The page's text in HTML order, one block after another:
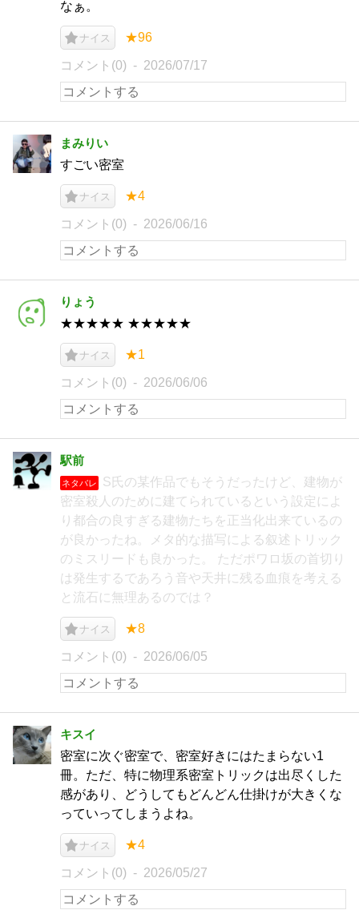
なぁ。
ナイス ★96
コメント(0) 2026/07/17
まみりい
すごい密室
ナイス ★4
コメント(0) 2026/06/16
りょう
★★★★★ ★★★★★
ナイス ★1
コメント(0) 2026/06/06
駅前
ネタバレ
S氏の某作品でもそうだったけど、建物が
密室殺人のために建てられているという設定によ
り都合の良すぎる建物たちを正当化出来ているの
が良かったね。メタ的な描写による叙述トリック
のミスリードも良かった。 ただポワロ坂の首切り
は発生するであろう音や天井に残る血痕を考える
と流石に無理あるのでは？
ナイス ★8
コメント(0) 2026/06/05
キスイ
密室に次ぐ密室で、密室好きにはたまらない1
冊。ただ、特に物理系密室トリックは出尽くした
感があり、どうしてもどんどん仕掛けが大きくな
っていってしまうよね。
ナイス ★4
コメント(0) 2026/05/27